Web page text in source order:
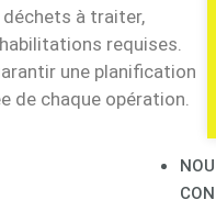
à traiter,
requises.
une planification
de chaque opération.